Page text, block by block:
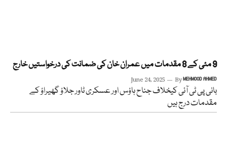
9 مئی کے 8 مقدمات میں عمران خان کی ضمانت کی درخواستیں خارج
June 24, 2025 ByMEHMOOD AHMED
بانی پی ٹی آئی کیخلاف جناح ہاؤس اور عسکری ٹاور جلاؤ گھیراؤ کے
مقدمات درج ہیں